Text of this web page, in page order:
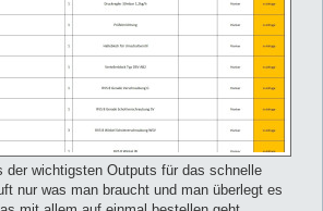
der wichtigsten Outputs für das schnelle
nur was man braucht und man überlegt es